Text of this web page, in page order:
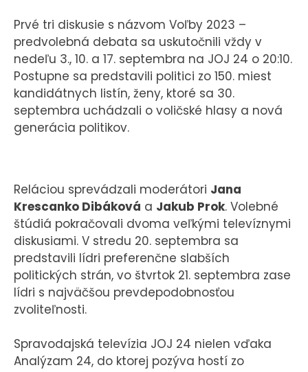
Prvé tri diskusie s názvom Voľby 2023 –
predvolebná debata sa uskutočnili vždy v
nedeľu 3., 10. a 17. septembra na JOJ 24 o 20:10.
Postupne sa predstavili politici zo 150. miest
kandidátnych listín, ženy, ktoré sa 30.
septembra uchádzali o voličské hlasy a nová
generácia politikov.
Reláciou sprevádzali moderátori Jana
Krescanko Dibáková a Jakub Prok. Volebné
štúdiá pokračovali dvoma veľkými televíznymi
diskusiami. V stredu 20. septembra sa
predstavili lídri preferenčne slabších
politických strán, vo štvrtok 21. septembra zase
lídri s najväčšou prevdepodobnosťou
zvoliteľnosti.
Spravodajská televízia JOJ 24 nielen vďaka
Analýzam 24, do ktorej pozýva hostí zo